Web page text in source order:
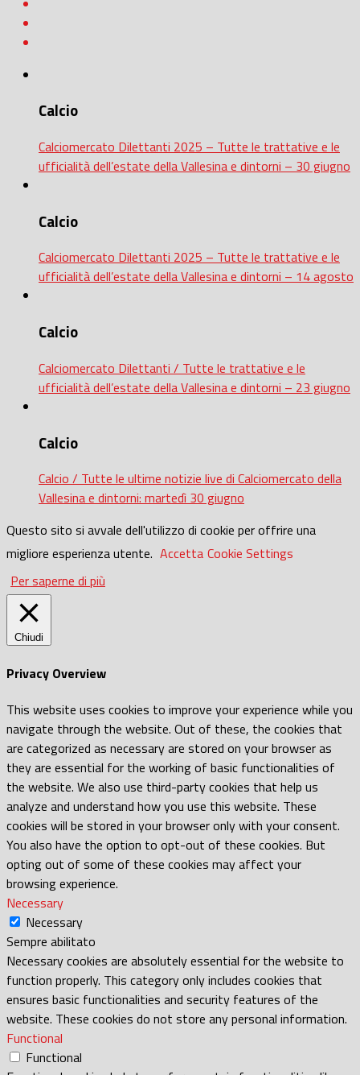
Calcio
Calciomercato Dilettanti 2025 – Tutte le trattative e le
ufficialità dell’estate della Vallesina e dintorni – 30 giugno
Calcio
Calciomercato Dilettanti 2025 – Tutte le trattative e le
ufficialità dell’estate della Vallesina e dintorni – 14 agosto
Calcio
Calciomercato Dilettanti / Tutte le trattative e le
ufficialità dell’estate della Vallesina e dintorni – 23 giugno
Calcio
Calcio / Tutte le ultime notizie live di Calciomercato della
Vallesina e dintorni: martedì 30 giugno
Questo sito si avvale dell'utilizzo di cookie per offrire una
migliore esperienza utente. Accetta Cookie Settings
Per saperne di più
Chiudi
Privacy Overview
This website uses cookies to improve your experience while you
navigate through the website. Out of these, the cookies that
are categorized as necessary are stored on your browser as
they are essential for the working of basic functionalities of
the website. We also use third-party cookies that help us
analyze and understand how you use this website. These
cookies will be stored in your browser only with your consent.
You also have the option to opt-out of these cookies. But
opting out of some of these cookies may affect your
browsing experience.
Necessary
Necessary
Sempre abilitato
Necessary cookies are absolutely essential for the website to
function properly. This category only includes cookies that
ensures basic functionalities and security features of the
website. These cookies do not store any personal information.
Functional
Functional